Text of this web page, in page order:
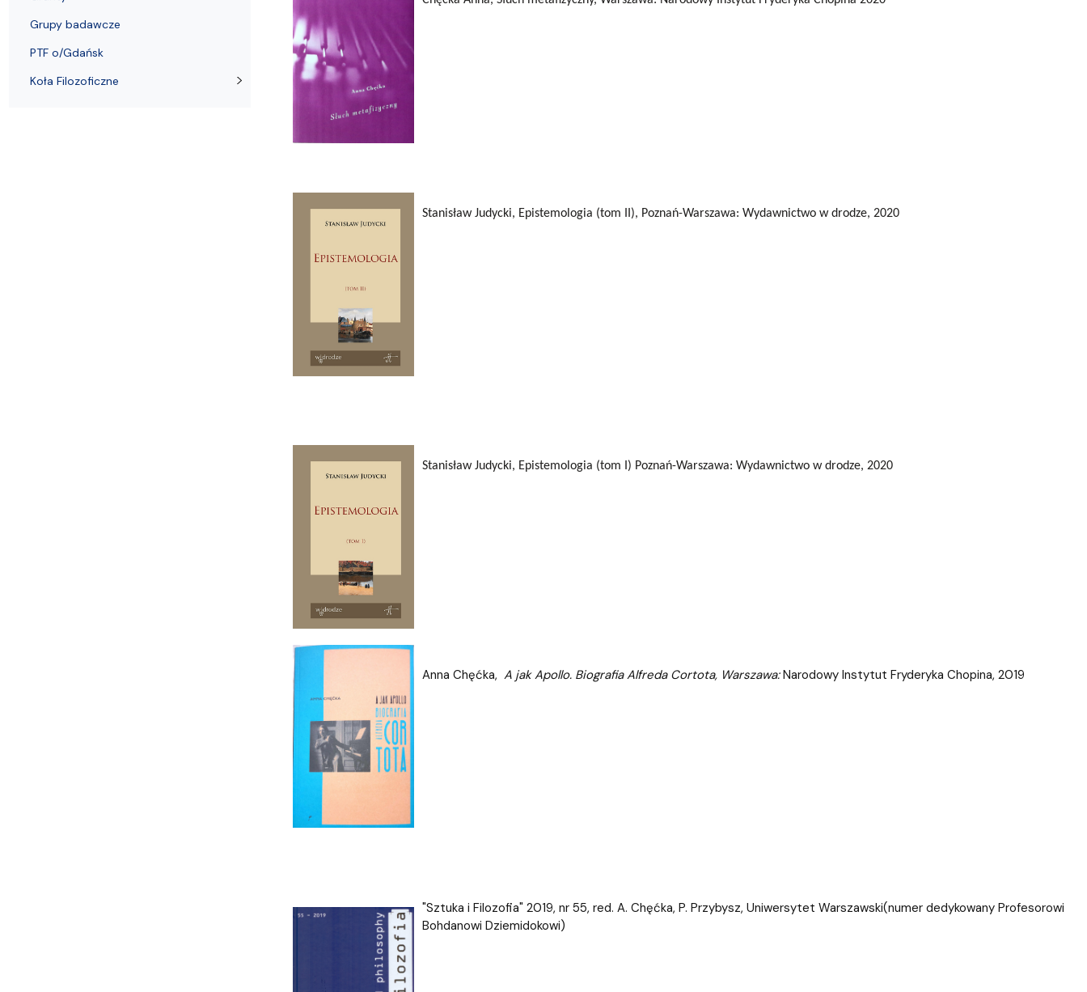
Stanisław Judycki, Epistemologia (tom II), Poznań-Warszawa: Wydawnictwo w drodze, 2020
Stanisław Judycki, Epistemologia (tom I) Poznań-Warszawa: Wydawnictwo w drodze, 2020
Anna Chęćka, A jak Apollo. Biografia Alfreda Cortota, Warszawa:Narodowy Instytut Fryderyka Chopina, 2019
"Sztuka i Filozofia" 2019, nr 55, red. A. Chęćka, P. Przybysz, Uniwersytet Warszawski(numer dedykowany Profesorowi
Bohdanowi Dziemidokowi)
Grupy badawcze
PTF o/Gdańsk
Koła Filozoficzne